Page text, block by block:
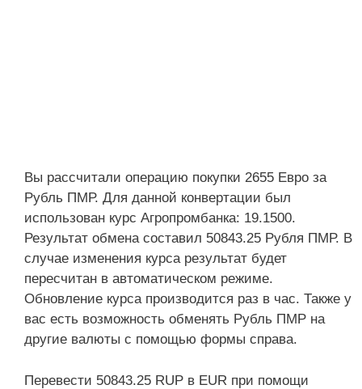
Вы рассчитали операцию покупки 2655 Евро за
Рубль ПМР. Для данной конвертации был
использован курс Агропромбанка: 19.1500.
Результат обмена составил 50843.25 Рубля ПМР. В
случае изменения курса результат будет
пересчитан в автоматическом режиме.
Обновление курса производится раз в час. Также у
вас есть возможность обменять Рубль ПМР на
другие валюты с помощью формы справа.
Перевести 50843.25 RUP в EUR при помощи